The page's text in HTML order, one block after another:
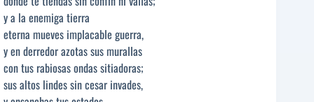
y a la enemiga tierra
eterna mueves implacable guerra,
y en derredor azotas sus murallas
con tus rabiosas ondas sitiadoras;
sus altos lindes sin cesar invades,